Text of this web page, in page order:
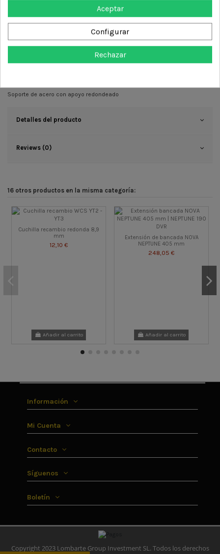
Soporte de acero con apoyo redondeado
Detalles del producto
Reviews (0)
16 otros productos en la misma categoría:
Cuchilla recambio redonda 8,9
mm
12,10 €
Añadir al carrito
Extensión de bancada NOVA
NEPTUNE 405 mm
248,05 €
Añadir al carrito
Información
Mi Cuenta
Contacto
Síguenos
Boletín
Copyright 2023 Lombarte Group Investment SL. Todos los derechos
Aceptar
Configurar
Rechazar